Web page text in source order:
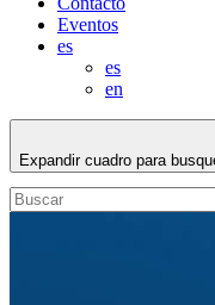
Eventos
es
es
en
Expandir cuadro para